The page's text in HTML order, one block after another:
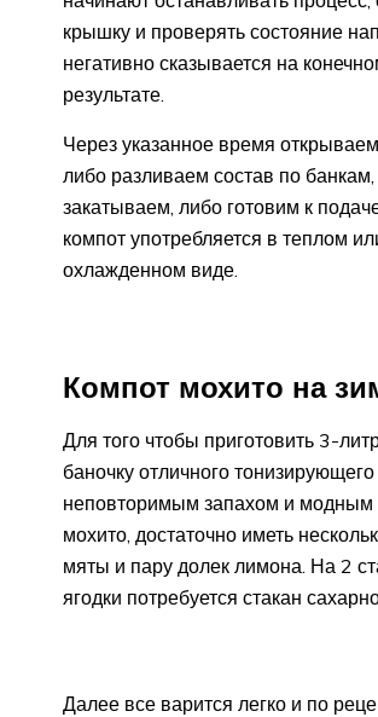
крышку и проверять состояние
негативно сказывается на
результате.
Через указанное время
либо разливаем состав по
закатываем, либо готовим к
компот употребляется в теплом
охлажденном виде.
Компот мохито на
Для того чтобы приготовить 3-
баночку отличного
неповторимым запахом и
мохито, достаточно иметь
мяты и пару долек лимона. На 2
ягодки потребуется стакан
Далее все варится легко и по